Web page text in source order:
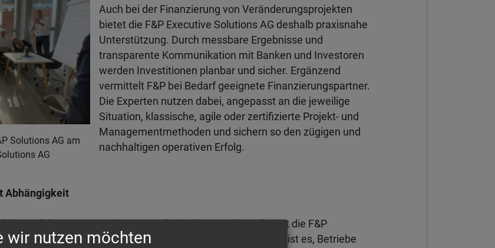
Solutions AG am
AG
Auch bei der Finanzierung von Veränderungsprojekten
bietet die F&P Executive Solutions AG deshalb praxisnahe
Unterstützung. Durch messbare Ergebnisse und
transparente Kommunikation mit Banken und Investoren
werden Investitionen planbar und sicher. Ergänzend
vermittelt F&P bei Bedarf geeignete Finanzierungspartner.
Die Experten nutzen dabei, angepasst an die jeweilige
Situation, klassische, agile oder zertifizierte Projekt- und
Managementmethoden und sichern so den zügigen und
nachhaltigen operativen Erfolg.
Abhängigkeit
Erfolg nur, wenn Wissen geteilt wird. Genau darauf setzt die F&P
partnerschaftliche Ansatz steht immer im Vordergrund. Ziel ist es, Betriebe
wir nutzen möchten